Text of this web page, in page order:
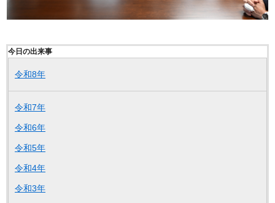
今日の出来事
令和8年
令和7年
令和6年
令和5年
令和4年
令和3年